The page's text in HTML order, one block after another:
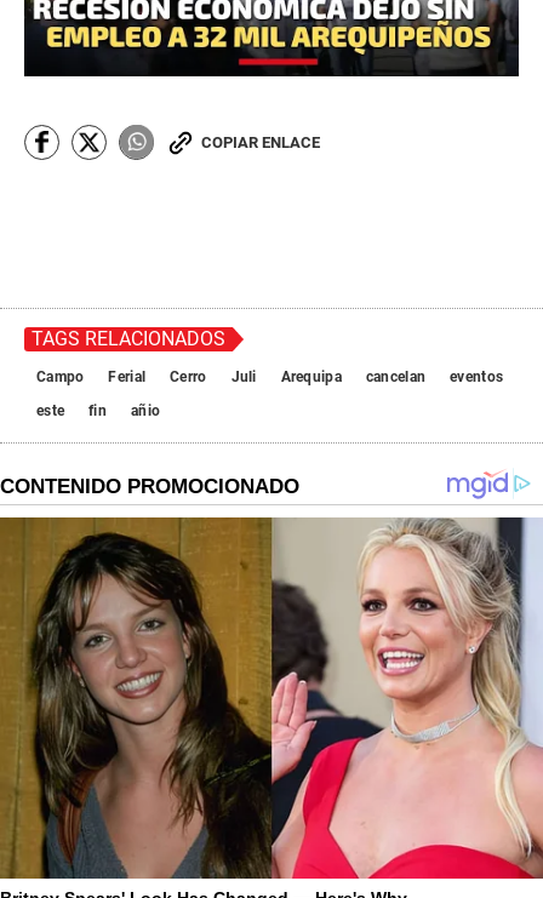
COPIAR ENLACE
TAGS RELACIONADOS
Campo Ferial Cerro Juli Arequipa cancelan
eventos
este
fin añio